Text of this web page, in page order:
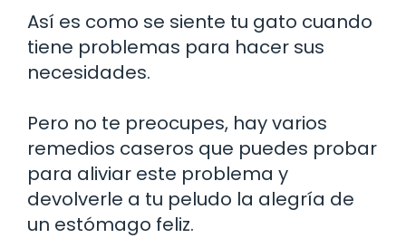
Así es como se siente tu gato cuando
tiene problemas para hacer sus
necesidades.
Pero no te preocupes, hay varios
remedios caseros que puedes probar
para aliviar este problema y
devolverle a tu peludo la alegría de
un estómago feliz.